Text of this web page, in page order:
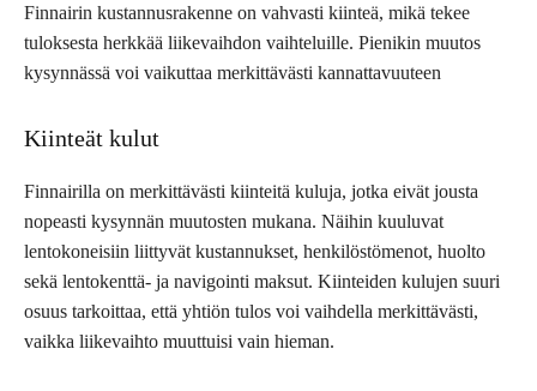
Finnairin kustannusrakenne on vahvasti kiinteä, mikä tekee
tuloksesta herkkää liikevaihdon vaihteluille. Pienikin muutos
kysynnässä voi vaikuttaa merkittävästi kannattavuuteen
Kiinteät kulut
Finnairilla on merkittävästi kiinteitä kuluja, jotka eivät jousta
nopeasti kysynnän muutosten mukana. Näihin kuuluvat
lentokoneisiin liittyvät kustannukset, henkilöstömenot, huolto
sekä lentokenttä- ja navigointi maksut. Kiinteiden kulujen suuri
osuus tarkoittaa, että yhtiön tulos voi vaihdella merkittävästi,
vaikka liikevaihto muuttuisi vain hieman.